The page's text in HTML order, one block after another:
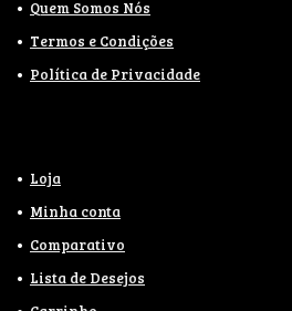
Quem Somos Nós
Termos e Condições
Política de Privacidade
Loja
Minha conta
Comparativo
Lista de Desejos